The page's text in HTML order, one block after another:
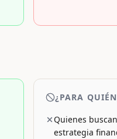
¿PARA
Quienes
estrategia